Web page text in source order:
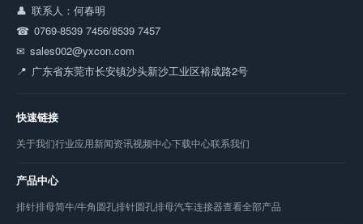
联系人：何春明
0769-8539 7456/8539 7457
sales002@yxcon.com
广东省东莞市长安镇沙头新沙工业区裕成路2号
快速链接
关于我们行业应用新闻资讯视频中心下载中心联系我们
产品中心
排针排母简牛/牛角圆孔排针圆孔排母汽车连接器查看全部产品